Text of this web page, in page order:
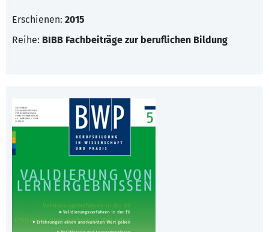
Erschienen: 2015
Reihe: BIBB Fachbeiträge zur beruflichen Bildung